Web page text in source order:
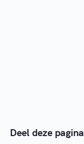
Deel deze pagina